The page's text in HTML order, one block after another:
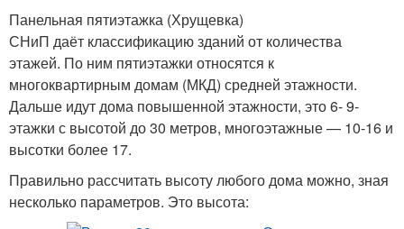
Панельная пятиэтажка (Хрущевка)
СНиП даёт классификацию зданий от количества
этажей. По ним пятиэтажки относятся к
многоквартирным домам (МКД) средней этажности.
Дальше идут дома повышенной этажности, это 6- 9-
этажки с высотой до 30 метров, многоэтажные — 10-16 и
высотки более 17.
Правильно рассчитать высоту любого дома можно, зная
несколько параметров. Это высота: